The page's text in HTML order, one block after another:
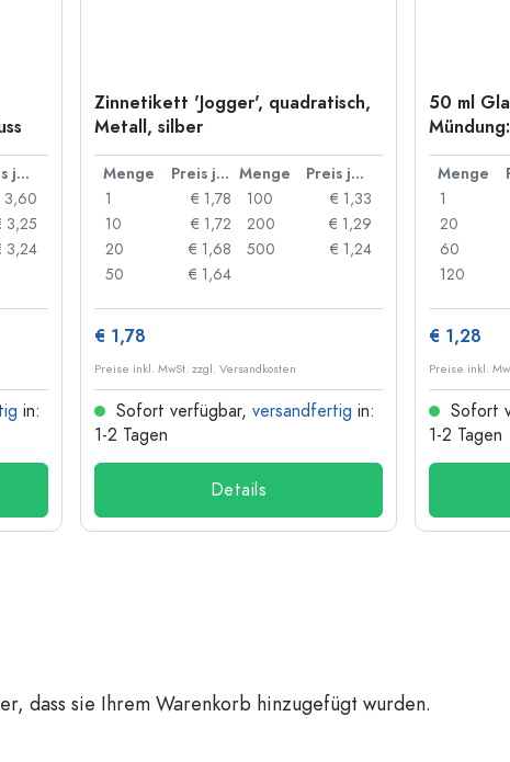
Preis je Stück
3,60
3,25
3,24
in:
Zinnetikett 'Jogger', quadratisch,
Metall, silber
Menge Preis je Stück Menge
Preis je Stück
1
€ 1,78
10
€ 1,72
20
€ 1,68
50
€ 1,64
100
€ 1,33
200
€ 1,29
500
€ 1,24
€ 1,78
Preise inkl. MwSt. zzgl. Versandkosten
Sofort verfügbar, versandfertig in:
1-2 Tagen
Details
50 ml
Menge
1
20
60
120
€ 1,28
Preise inkl.
Sofort
1-2 Tagen
dass sie Ihrem Warenkorb hinzugefügt wurden.